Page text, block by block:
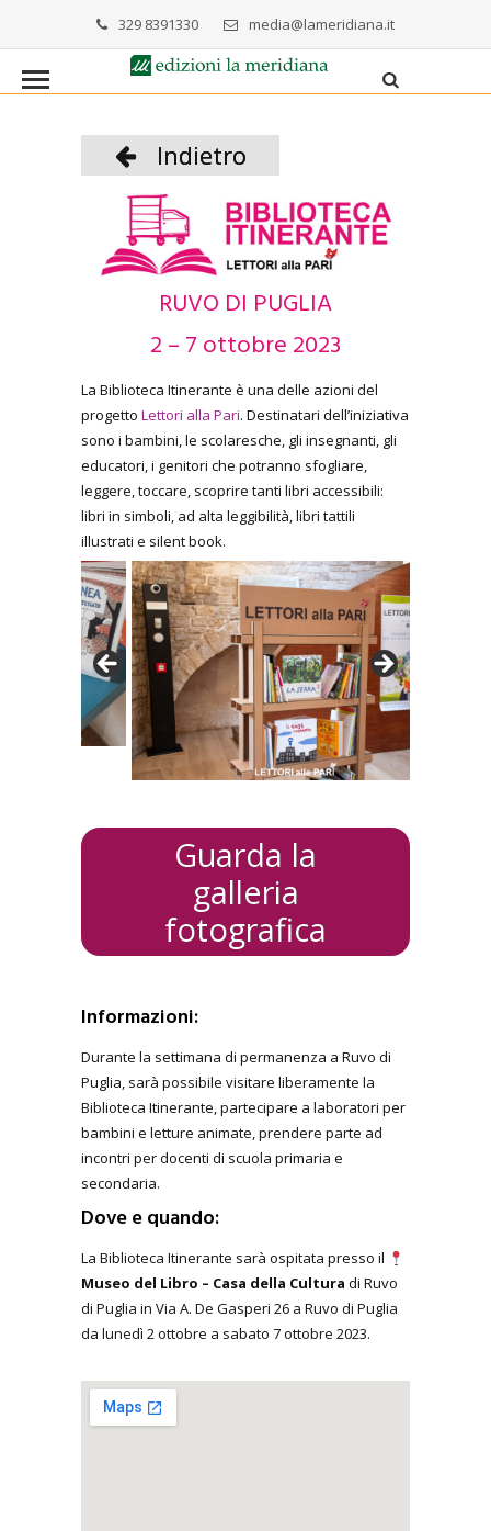
329 8391330 media@lameridiana.it
Indietro
RUVO DI PUGLIA
2 – 7 ottobre 2023
La Biblioteca Itinerante è una delle azioni del
progetto Lettori alla Pari. Destinatari dell’iniziativa
sono i bambini, le scolaresche, gli insegnanti, gli
educatori, i genitori che potranno sfogliare,
leggere, toccare, scoprire tanti libri accessibili:
libri in simboli, ad alta leggibilità, libri tattili
illustrati e silent book.
Guarda la
galleria
fotografica
Informazioni:
Durante la settimana di permanenza a Ruvo di
Puglia, sarà possibile visitare liberamente la
Biblioteca Itinerante, partecipare a laboratori per
bambini e letture animate, prendere parte ad
incontri per docenti di scuola primaria e
secondaria.
Dove e quando:
La Biblioteca Itinerante sarà ospitata presso il
Museo del Libro – Casa della Cultura di Ruvo
di Puglia in Via A. De Gasperi 26 a Ruvo di Puglia
da lunedì 2 ottobre a sabato 7 ottobre 2023.